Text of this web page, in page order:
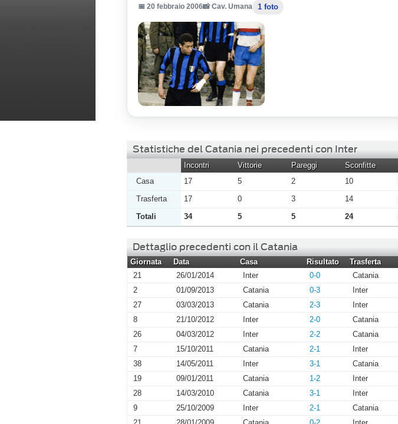
📅 20 febbraio 2006📸 Cav. Umana 1 foto
Statistiche del Catania nei precedenti con Inter
Incontri Vittorie Pareggi Sconfitte
Casa
17 5 2 10
Trasferta
17 0 3 14
Totali
34 5 5 24
Dettaglio precedenti con il Catania
Giornata Data Casa Risultato Trasferta
21
26/01/2014 Inter 0-0 Catania
2
01/09/2013 Catania 0-3 Inter
27
03/03/2013 Catania 2-3 Inter
8
21/10/2012 Inter 2-0 Catania
26
04/03/2012 Inter 2-2 Catania
7
15/10/2011 Catania 2-1 Inter
38
14/05/2011 Inter 3-1 Catania
19
09/01/2011 Catania 1-2 Inter
28
14/03/2010 Catania 3-1 Inter
9
25/10/2009 Inter 2-1 Catania